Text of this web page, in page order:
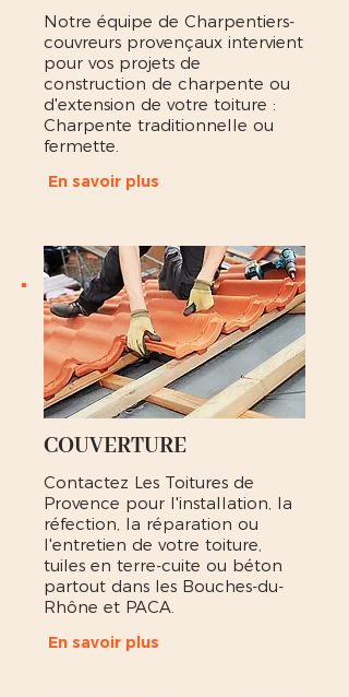
Notre équipe de Charpentiers-
couvreurs provençaux intervient
pour vos projets de
construction de charpente ou
d'extension de votre toiture :
Charpente traditionnelle ou
fermette.
En savoir plus
COUVERTURE
Contactez Les Toitures de
Provence pour l'installation, la
réfection, la réparation ou
l'entretien de votre toiture,
tuiles en terre-cuite ou béton
partout dans les Bouches-du-
Rhône et PACA.
En savoir plus